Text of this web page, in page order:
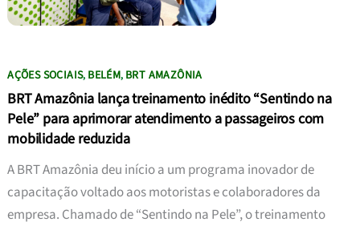
AÇÕES SOCIAIS, BELÉM, BRT AMAZÔNIA
BRT Amazônia lança treinamento inédito “Sentindo na
Pele” para aprimorar atendimento a passageiros com
mobilidade reduzida
A BRT Amazônia deu início a um programa inovador de
capacitação voltado aos motoristas e colaboradores da
empresa. Chamado de “Sentindo na Pele”, o treinamento